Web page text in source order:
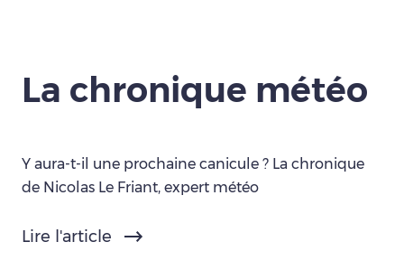
La chronique météo
Y aura-t-il une prochaine canicule ? La chronique
de Nicolas Le Friant, expert météo
Lire l'article